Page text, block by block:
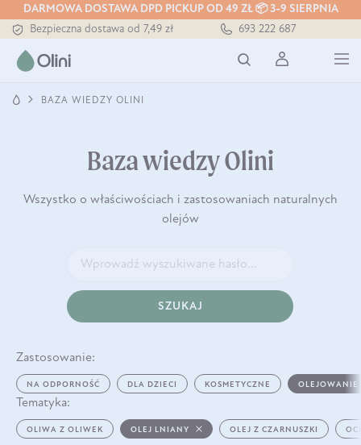
DARMOWA DOSTAWA DPD PICKUP OD 49 ZŁ 📦 3-9 SIERPNIA
Tłoczony zawsze na zimno
Bezpieczna dostawa od 7,49 zł
Darmowa dostawa od 199 zł
Tłoczony zawsze na zimno
693 222 687
BAZA WIEDZY OLINI
Baza wiedzy Olini
Wszystko o właściwościach i zastosowaniach naturalnych
olejów
SZUKAJ
Zastosowanie:
NA ODPORNOŚĆ DLA DZIECI KOSMETYCZNE OLEJOWANIE
Tematyka:
OLIWA Z OLIWEK OLEJ LNIANY OLEJ Z CZARNUSZKI